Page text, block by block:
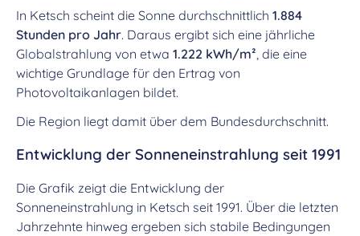
In Ketsch scheint die Sonne durchschnittlich 1.884
Stunden pro Jahr. Daraus ergibt sich eine jährliche
Globalstrahlung von etwa 1.222 kWh/m², die eine
wichtige Grundlage für den Ertrag von
Photovoltaikanlagen bildet.
Die Region liegt damit über dem Bundesdurchschnitt.
Entwicklung der Sonneneinstrahlung seit 1991
Die Grafik zeigt die Entwicklung der
Sonneneinstrahlung in Ketsch seit 1991. Über die letzten
Jahrzehnte hinweg ergeben sich stabile Bedingungen